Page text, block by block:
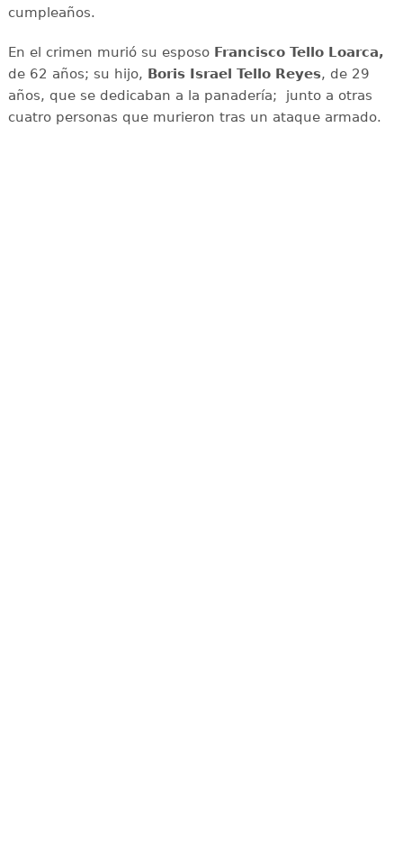
cumpleaños.
En el crimen murió su esposoFrancisco Tello Loarca,
de 62 años; su hijo, Boris Israel Tello Reyes, de 29
años, que se dedicaban a la panadería; junto a otras
cuatro personas que murieron tras un ataque armado.